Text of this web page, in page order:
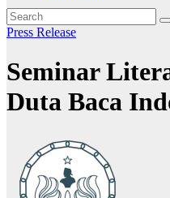
Press Release
Seminar
Duta Baca